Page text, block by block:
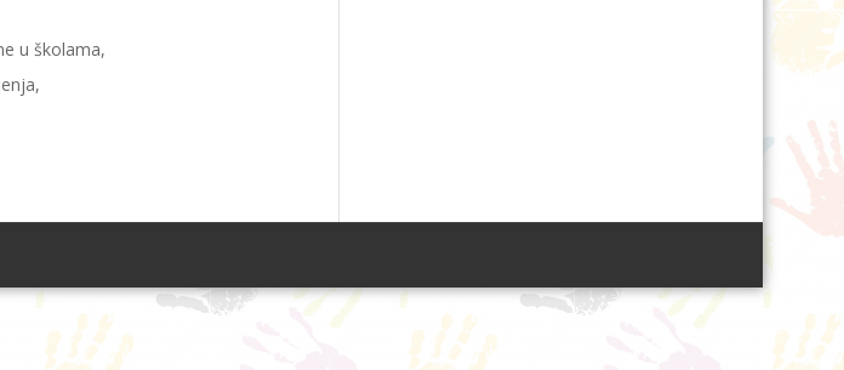
u školama,